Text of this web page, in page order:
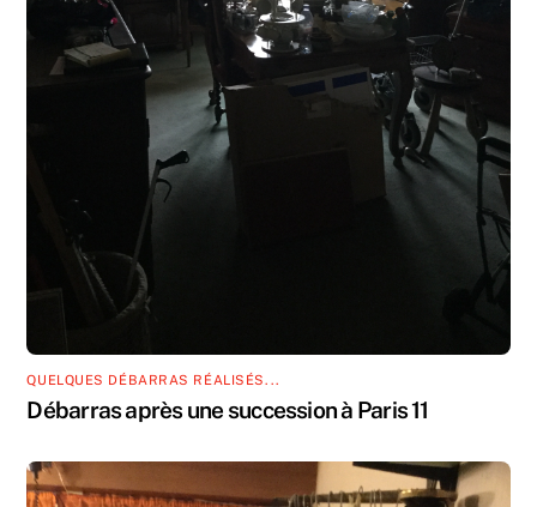
QUELQUES DÉBARRAS RÉALISÉS...
Débarras après une succession à Paris 11